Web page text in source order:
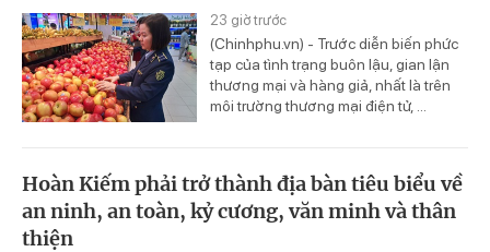
23 giờ trước
(Chinhphu.vn) - Trước diễn biến phức
tạp của tình trạng buôn lậu, gian lận
thương mại và hàng giả, nhất là trên
môi trường thương mại điện tử, ...
Hoàn Kiếm phải trở thành địa bàn tiêu biểu về
an ninh, an toàn, kỷ cương, văn minh và thân
thiện